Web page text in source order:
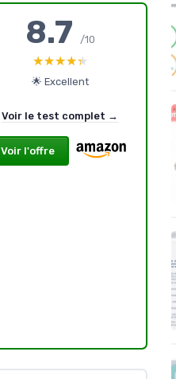
8.7 /10
★★★★★
★★★★★
🌟 Excellent
Voir le test complet →
Voir l'offre